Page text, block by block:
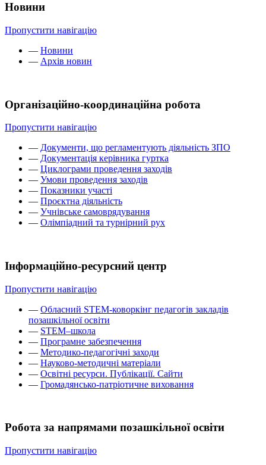
Новини
Пропустити навігацію
— Новини
— Архів новин
Організаційно-координаційна робота
Пропустити навігацію
— Документи, що регламентують діяльність ЗПО
— Документація керівника гуртка
— Циклограми проведення заходів
— Умови проведення заходів
— Показники участі
— Проєктна діяльність
— Учнівське самоврядування
— Олімпіадний та турнірний рух
Інформаційно-ресурсний центр
Пропустити навігацію
— Обласний STEM-коворкінг педагогів закладів
позашкільної освіти
— STEM–школа
— Програмне забезпечення
— Методико-педагогічні заходи
— Науково-методичні матеріали
— Освітні ресурси. Публікації. Сайти
— Громадянсько-патріотичне виховання
Робота за напрямами позашкільної освіти
Пропустити навігацію